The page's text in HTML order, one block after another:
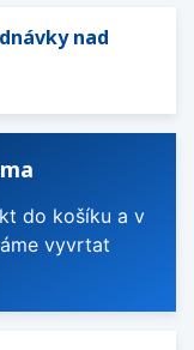
nad
do košíku a v
vyvrtat